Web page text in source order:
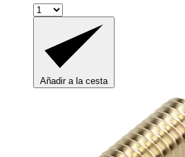
Añadir a la cesta